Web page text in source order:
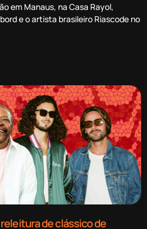
em Manaus, na Casa Rayol,
e o artista brasileiro Riascode no
de clássico de